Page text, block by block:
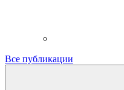
Все публикации